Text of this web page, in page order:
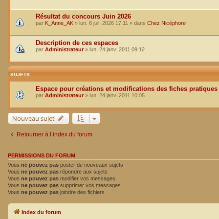
Résultat du concours Juin 2026
par K_Anne_AK » lun. 6 juil. 2026 17:11 » dans Chez Nicéphore
Description de ces espaces
par Administrateur » lun. 24 janv. 2011 09:12
SUJETS
Espace pour créations et modifications des fiches pratiques
par Administrateur » lun. 24 janv. 2011 10:05
Nouveau sujet
Retourner à l’index du forum
PERMISSIONS DU FORUM
Vous ne pouvez pas poster de nouveaux sujets
Vous ne pouvez pas répondre aux sujets
Vous ne pouvez pas modifier vos messages
Vous ne pouvez pas supprimer vos messages
Vous ne pouvez pas joindre des fichiers
Index du forum